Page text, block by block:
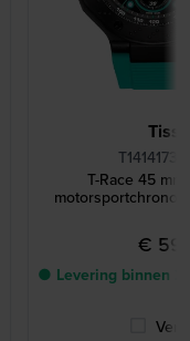
T-Race 45
€
● Levering binnen